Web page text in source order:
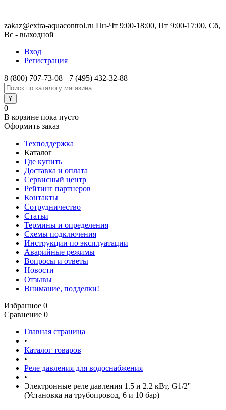
zakaz@extra-aquacontrol.ru Пн-Чт 9:00-18:00, Пт 9:00-17:00, Сб,
Вс - выходной
Вход
Регистрация
8 (800) 707-73-08 +7 (495) 432-32-88
0
В корзине пока пусто
Оформить заказ
Техподдержка
Каталог
Где купить
Доставка и оплата
Сервисный центр
Рейтинг партнеров
Контакты
Сотрудничество
Статьи
Термины и определения
Схемы подключения
Инструкции по эксплуатации
Аварийные режимы
Вопросы и ответы
Новости
Отзывы
Внимание, подделки!
Избранное 0
Сравнение 0
Главная страница
•
Каталог товаров
•
Реле давления для водоснабжения
•
Электронные реле давления 1.5 и 2.2 кВт, G1/2''
(Установка на трубопровод, 6 и 10 бар)